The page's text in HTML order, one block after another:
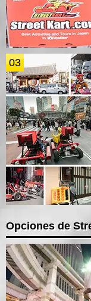
03
Opciones de